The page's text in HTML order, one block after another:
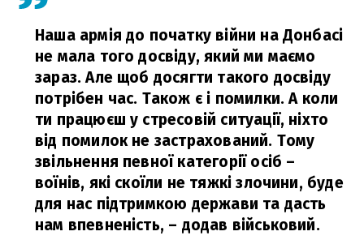
Наша армія до початку війни на Донбасі
не мала того досвіду, який ми маємо
зараз. Але щоб досягти такого досвіду
потрібен час. Також є і помилки. А коли
ти працюєш у стресовій ситуації, ніхто
від помилок не застрахований. Тому
звільнення певної категорії осіб –
воїнів, які скоїли не тяжкі злочини, буде
для нас підтримкою держави та дасть
нам впевненість, – додав військовий.